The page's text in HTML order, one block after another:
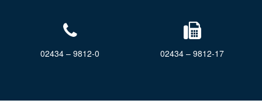
02434 – 9812-0 02434 – 9812-17